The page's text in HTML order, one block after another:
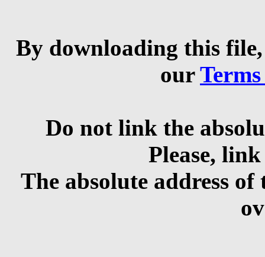
By downloading this
our
Do not link the
Please,
The absolute address